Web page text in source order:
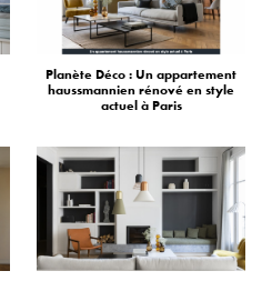
Planète Déco : Un appartement
haussmannien rénové en style
actuel à Paris